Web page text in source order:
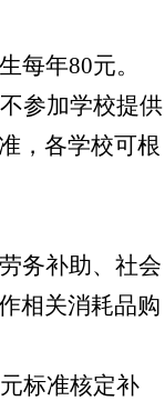
每年80元。
参加学校提供
，各学校可根
务补助、社会
相关消耗品购
元标准核定补